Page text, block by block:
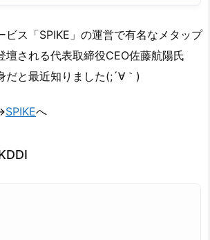
ビス「SPIKE」の運営で有名なメタップ
壇される代表取締役CEO佐藤航陽氏
だと最近知りました(;´∀｀)
SPIKEへ